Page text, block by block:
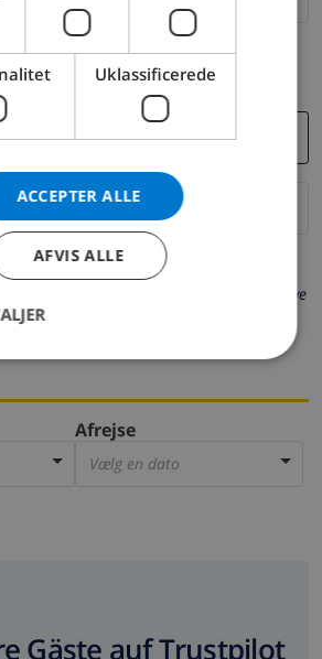
ikke fungerer korrekt.
obligatoriske)
Dine personlige oplysninger vil aldrig blive
Afrejse
Vælg en dato
Gäste auf Trustpilot
NORWEGIAN
Uklassificerede
ACCEPTER ALLE
AFVIS ALLE